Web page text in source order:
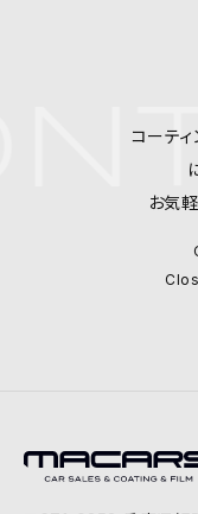
コーティ
お気